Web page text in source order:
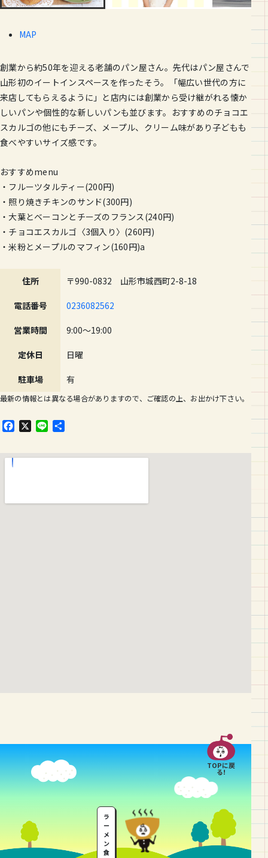
MAP
創業から約50年を迎える老舗のパン屋さん。先代はパン屋さんで
山形初のイートインスペースを作ったそう。「幅広い世代の方に
来店してもらえるように」と店内には創業から受け継がれる懐か
しいパンや個性的な新しいパンも並びます。おすすめのチョコエ
スカルゴの他にもチーズ、メープル、クリーム味があり子どもも
食べやすいサイズ感です。
おすすめmenu
・フルーツタルティー(200円)
・照り焼きチキンのサンド(300円)
・大葉とベーコンとチーズのフランス(240円)
・チョコエスカルゴ〈3個入り〉(260円)
・米粉とメープルのマフィン(160円)a
住所 〒990-0832 山形市城西町2-8-18
電話番号 0236082562
営業時間 9:00〜19:00
定休日 日曜
駐車場 有
最新の情報とは異なる場合がありますので、ご確認の上、お出かけ下さい。
F
e
X
L
e
TOPに戻
る!
ラ
ー
メ
ン
食